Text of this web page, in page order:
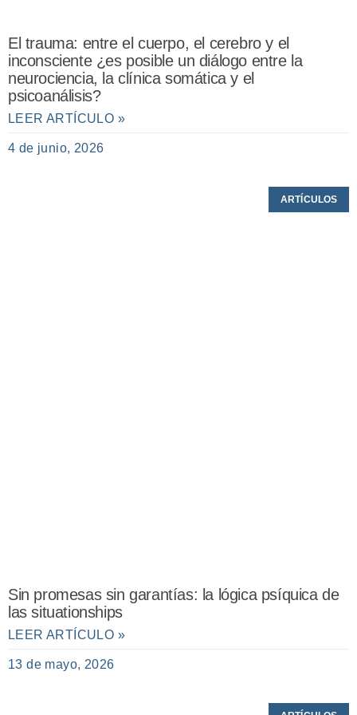
El trauma: entre el cuerpo, el cerebro y el
inconsciente ¿es posible un diálogo entre la
neurociencia, la clínica somática y el
psicoanálisis?
LEER ARTÍCULO »
4 de junio, 2026
ARTÍCULOS
Sin promesas sin garantías: la lógica psíquica de
las situationships
LEER ARTÍCULO »
13 de mayo, 2026